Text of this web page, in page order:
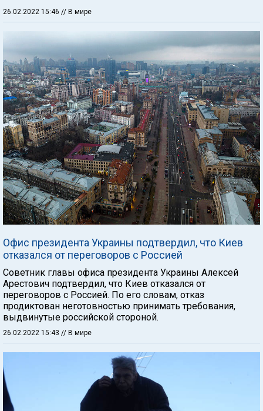
26.02.2022 15:46 // В мире
Офис президента Украины подтвердил, что Киев
отказался от переговоров с Россией
Советник главы офиса президента Украины Алексей
Арестович подтвердил, что Киев отказался от
переговоров с Россией. По его словам, отказ
продиктован неготовностью принимать требования,
выдвинутые российской стороной.
26.02.2022 15:43 // В мире